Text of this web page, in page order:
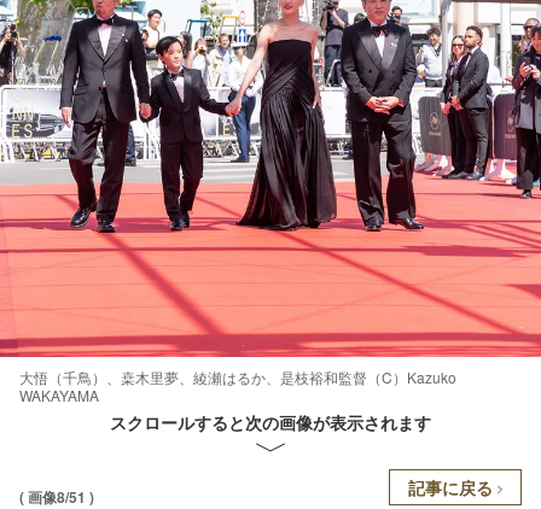
大悟（千鳥）、桒木里夢、綾瀬はるか、是枝裕和監督（C）Kazuko
WAKAYAMA
スクロールすると次の画像が表示されます
( 画像8/51 ) 記事に戻る